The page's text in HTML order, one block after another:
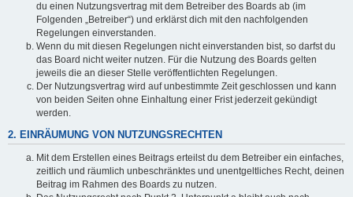
du einen Nutzungsvertrag mit dem Betreiber des Boards ab (im
Folgenden „Betreiber“) und erklärst dich mit den nachfolgenden
Regelungen einverstanden.
Wenn du mit diesen Regelungen nicht einverstanden bist, so darfst du
das Board nicht weiter nutzen. Für die Nutzung des Boards gelten
jeweils die an dieser Stelle veröffentlichten Regelungen.
Der Nutzungsvertrag wird auf unbestimmte Zeit geschlossen und kann
von beiden Seiten ohne Einhaltung einer Frist jederzeit gekündigt
werden.
2. EINRÄUMUNG VON NUTZUNGSRECHTEN
Mit dem Erstellen eines Beitrags erteilst du dem Betreiber ein einfaches,
zeitlich und räumlich unbeschränktes und unentgeltliches Recht, deinen
Beitrag im Rahmen des Boards zu nutzen.